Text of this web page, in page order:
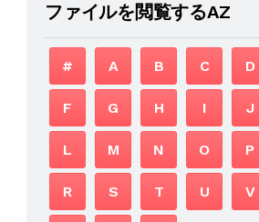
ファイルを閲覧するAZ
# A B C D
F G H I J
L M N O P
R S T U V